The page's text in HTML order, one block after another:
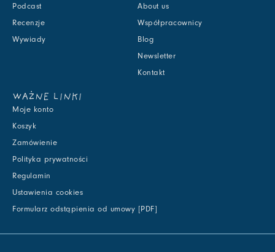
Podcast
Recenzje
Wywiady
About us
Współpracownicy
Blog
Newsletter
Kontakt
WAŻNE LINKI
Moje konto
Koszyk
Zamówienie
Polityka prywatności
Regulamin
Ustawienia cookies
Formularz odstąpienia od umowy [PDF]